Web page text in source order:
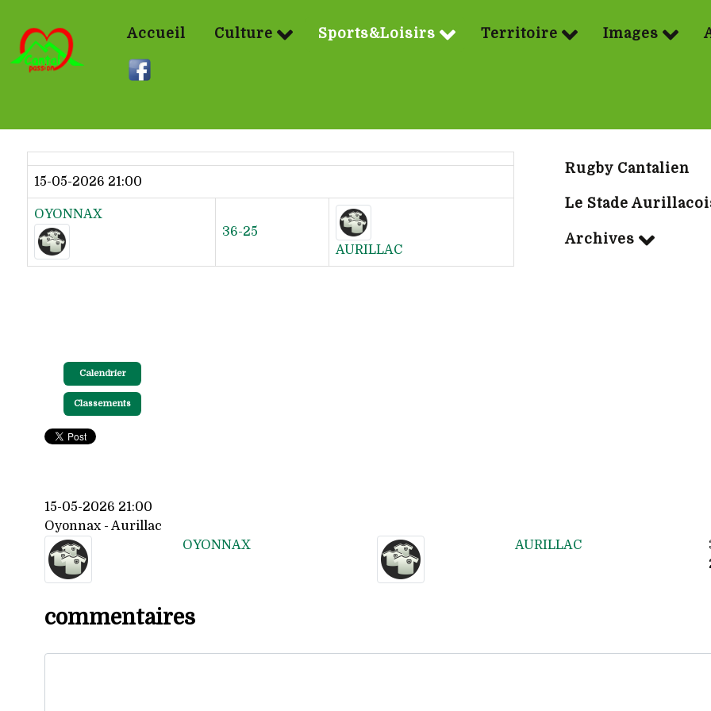
Accueil Culture Sports&Loisirs Territoire Images
15-05-2026 21:00
OYONNAX
36-25
AURILLAC
Rugby Cantalien
Le Stade
Archives
Calendrier
Classements
15-05-2026 21:00
Oyonnax - Aurillac
OYONNAX
AURILLAC
commentaires